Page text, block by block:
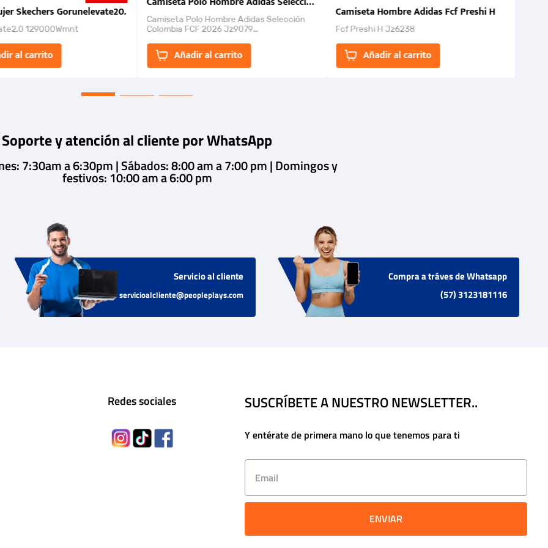
Skechers Gorunelevate20.
129000Wmnt
al carrito
Camiseta Polo Hombre Adidas Selección
Colombia FCF 2026 Jz9079
un estilo de...Añadir al carrito
Camiseta Hombre Adidas Fcf Preshi H
Fcf Preshi H Jz6238
Añadir al carrito
Soporte y atención al cliente por WhatsApp
7:30am a 6:30pm | Sábados: 8:00 am a 7:00 pm | Domingos y
festivos: 10:00 am a 6:00 pm
Servicio al cliente
servicioalcliente@peopleplays.com
Compra a tráves de Whatsapp
(57) 3123181116
Redes sociales SUSCRÍBETE A NUESTRO NEWSLETTER..
Y entérate de primera mano lo que tenemos para ti
ENVIAR